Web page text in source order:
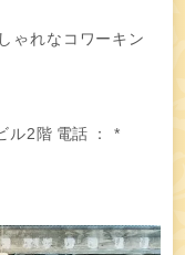
ゃれなコワーキン
ル2階 電話 ： *